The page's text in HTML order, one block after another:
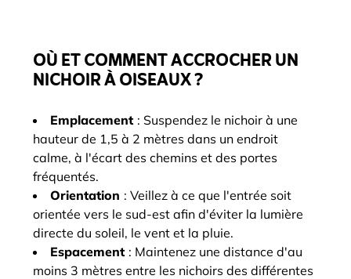
OÙ ET COMMENT ACCROCHER UN
NICHOIR À OISEAUX ?
Emplacement : Suspendez le nichoir à une
hauteur de 1,5 à 2 mètres dans un endroit
calme, à l'écart des chemins et des portes
fréquentés.
Orientation : Veillez à ce que l'entrée soit
orientée vers le sud-est afin d'éviter la lumière
directe du soleil, le vent et la pluie.
Espacement : Maintenez une distance d'au
moins 3 mètres entre les nichoirs des différentes